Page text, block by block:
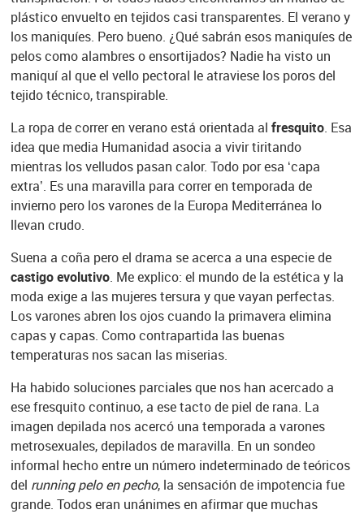
plástico envuelto en tejidos casi transparentes. El verano y
los maniquíes. Pero bueno. ¿Qué sabrán esos maniquíes de
pelos como alambres o ensortijados? Nadie ha visto un
maniquí al que el vello pectoral le atraviese los poros del
tejido técnico, transpirable.
La ropa de correr en verano está orientada al fresquito. Esa
idea que media Humanidad asocia a vivir tiritando
mientras los velludos pasan calor. Todo por esa ‘capa
extra’. Es una maravilla para correr en temporada de
invierno pero los varones de la Europa Mediterránea lo
llevan crudo.
Suena a coña pero el drama se acerca a una especie de
castigo evolutivo. Me explico: el mundo de la estética y la
moda exige a las mujeres tersura y que vayan perfectas.
Los varones abren los ojos cuando la primavera elimina
capas y capas. Como contrapartida las buenas
temperaturas nos sacan las miserias.
Ha habido soluciones parciales que nos han acercado a
ese fresquito continuo, a ese tacto de piel de rana. La
imagen depilada nos acercó una temporada a varones
metrosexuales, depilados de maravilla. En un sondeo
informal hecho entre un número indeterminado de teóricos
del running pelo en pecho, la sensación de impotencia fue
grande. Todos eran unánimes en afirmar que muchas